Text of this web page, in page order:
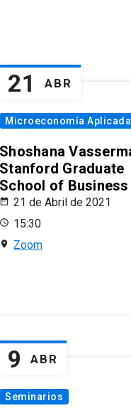
21 ABR
Microeconomía Aplicada
Shoshana
Stanford Graduate
School of Business
21 de Abril de 2021
15:30
Zoom
9 ABR
Seminarios